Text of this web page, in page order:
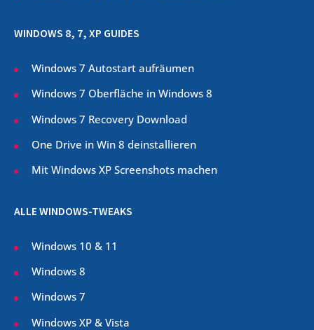
WINDOWS 8, 7, XP GUIDES
Windows 7 Autostart aufräumen
Windows 7 Oberfläche in Windows 8
Windows 7 Recovery Download
One Drive in Win 8 deinstallieren
Mit Windows XP Screenshots machen
ALLE WINDOWS-TWEAKS
Windows 10 & 11
Windows 8
Windows 7
Windows XP & Vista